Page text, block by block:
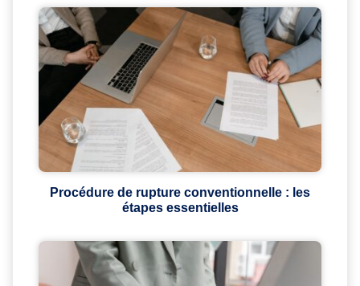
Procédure de rupture conventionnelle : les
étapes essentielles